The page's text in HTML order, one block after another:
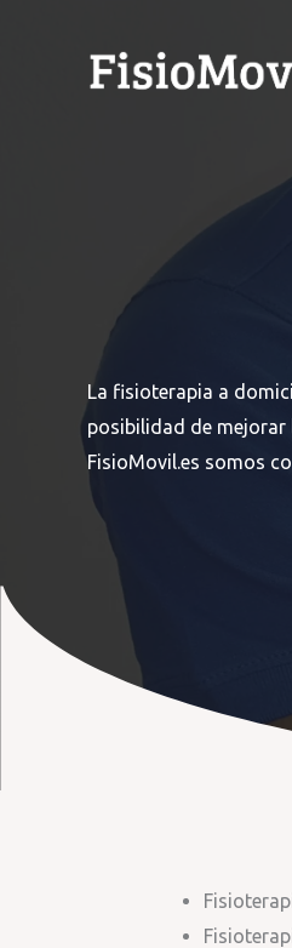
La fisioterapia a
posibilidad de mejorar
FisioMovil.es somos